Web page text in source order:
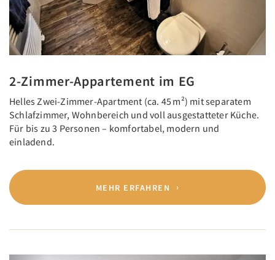
2-Zimmer-Appartement im EG
Helles Zwei-Zimmer-Apartment (ca. 45 m²) mit separatem
Schlafzimmer, Wohnbereich und voll ausgestatteter Küche.
Für bis zu 3 Personen – komfortabel, modern und
einladend.
MEHR ERFAHREN